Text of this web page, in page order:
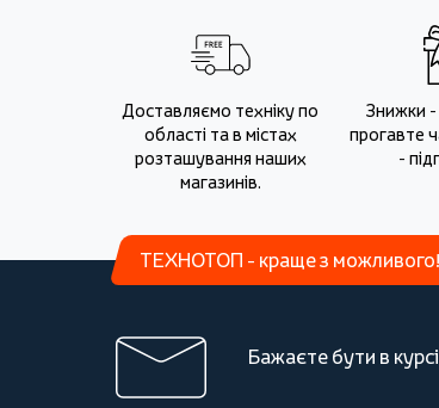
Доставляємо техніку по
області та в містах
розташування наших
магазинів.
Знижки
прогавте
-
ТЕХНОТОП - краще з можливого!
Бажаєте бути в